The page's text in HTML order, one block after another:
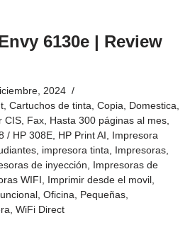
6130e | Review
2024
Cartuchos de tinta Copia Domestica
CIS Fax Hasta 300 páginas al mes
/ HP 308E HP Print AI
Impresora
impresora tinta Impresoras
de inyección
Impresoras de
WIFI Imprimir desde el movil
Oficina Pequeñas
WiFi Direct